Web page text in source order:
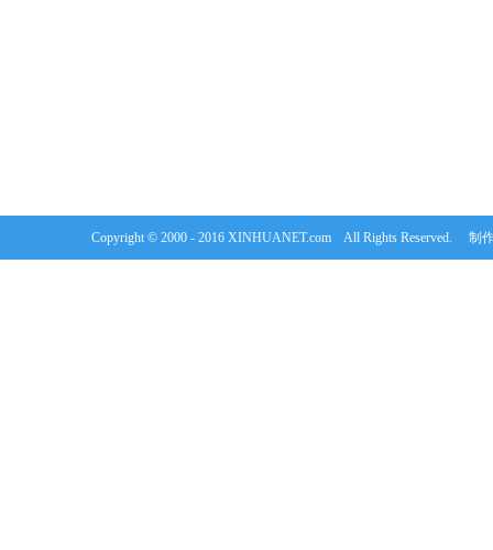
Copyright © 2000 - 2016 XINHUANET.com All Rights Reserved. 制